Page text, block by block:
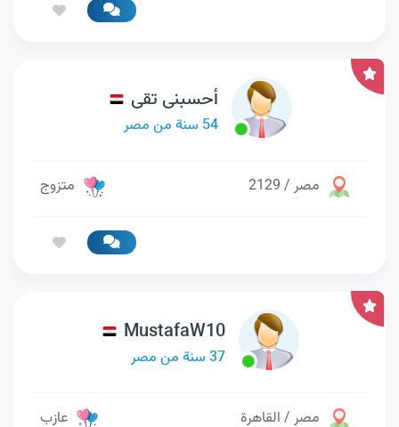
أحسبنى تقى
54 سنة من مصر
مصر / 2129 متزوج
MustafaW10
37 سنة من مصر
مصر / القاهرة عازب